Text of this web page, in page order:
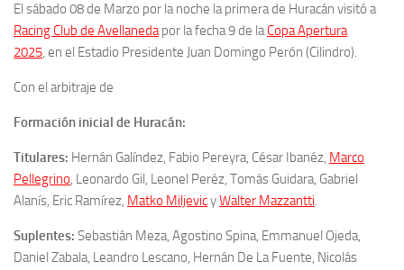
El sábado 08 de Marzo por la noche la primera de Huracán visitó a
Racing Club de Avellanedapor la fecha 9 de laCopa Apertura
2025, en el Estadio Presidente Juan Domingo Perón (Cilindro).
Con el arbitraje de
Formación inicial de Huracán:
Titulares: Hernán Galíndez, Fabio Pereyra, César Ibanéz, Marco
Pellegrino, Leonardo Gil, Leonel Peréz, Tomás Guidara, Gabriel
Alanís, Eric Ramírez, Matko MiljevicyWalter Mazzantti.
Suplentes: Sebastián Meza, Agostino Spina, Emmanuel Ojeda,
Daniel Zabala, Leandro Lescano, Hernán De La Fuente, Nicolás